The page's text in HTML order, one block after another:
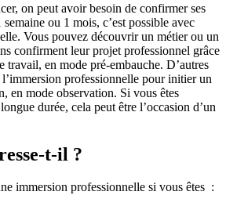
on peut avoir besoin de confirmer ses
ou 1 mois, c’est possible avec
Vous pouvez découvrir un métier ou un
confirment leur projet professionnel grâce
travail, en mode pré-embauche. D’autres
professionnelle pour initier un
en mode observation. Si vous êtes
durée, cela peut être l’occasion d’un
t-il ?
immersion professionnelle si vous êtes :